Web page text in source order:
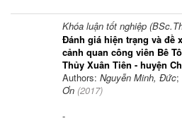
Khóa luận tốt nghiệp
Đánh giá hiện trạng và đề
cảnh quan công viên Bê
Thủy Xuân Tiên - huyện
Authors: Nguyễn Minh, Đức;
Ơn (2017)
-